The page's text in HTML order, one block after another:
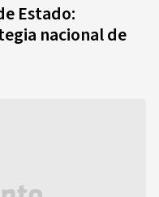
Estado:
nacional de